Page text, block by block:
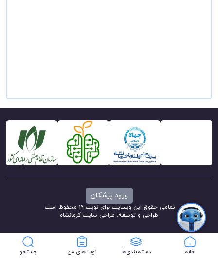
خانه دسته بندی‌ها نوبت‌های من جستجو
ورود پزشکان
تمامی حقوق این وبسایت برای نوبت 19 محفوظ است.
طراحی و توسعه: طراحی سایت کرمانشاه